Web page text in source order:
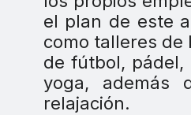
el plan de este
como talleres de
de fútbol, pádel,
yoga, además
relajación.